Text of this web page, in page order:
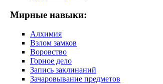
Мирные навыки:
Алхимия
Взлом замков
Воровство
Горное дело
Запись заклинаний
Зачаровывание предметов